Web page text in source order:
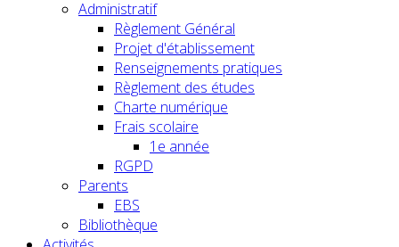
Administratif
Règlement Général
Projet d'établissement
Renseignements pratiques
Règlement des études
Charte numérique
Frais scolaire
1e année
RGPD
Parents
EBS
Bibliothèque